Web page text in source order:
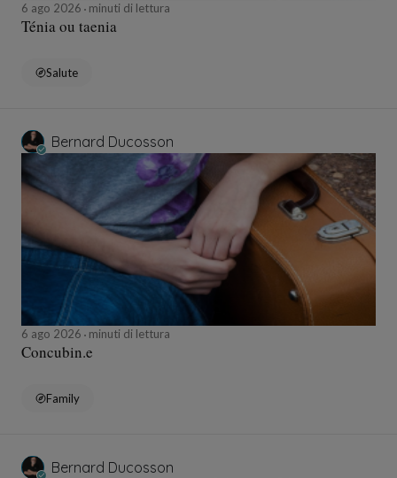
6 ago 2026 minuti di lettura
Ténia ou taenia
Salute
Bernard Ducosson
6 ago 2026 minuti di lettura
Concubin.e
Family
Bernard Ducosson